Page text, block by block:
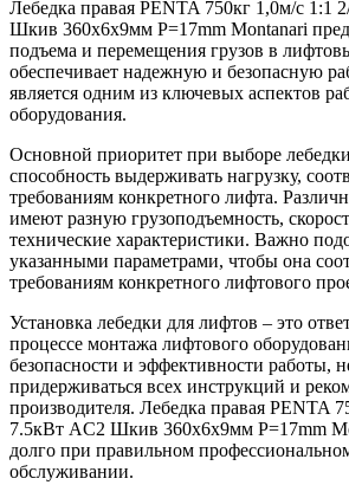
Лебедка правая PENTA 750кг 1,0м/с 1:1
Шкив 360х6x9мм P=17mm Montanari
подъема и перемещения грузов в
обеспечивает надежную и безопасную
является одним из ключевых аспектов
оборудования.
Основной приоритет при выборе
способность выдерживать нагрузку,
требованиям конкретного лифта.
имеют разную грузоподъемность,
технические характеристики. Важно
указанными параметрами, чтобы она
требованиям конкретного лифтового
Установка лебедки для лифтов – это
процессе монтажа лифтового
безопасности и эффективности работы,
придерживаться всех инструкций и
производителя. Лебедка правая PENTA
7.5кВт AC2 Шкив 360х6x9мм P=17mm
долго при правильном
обслуживании.